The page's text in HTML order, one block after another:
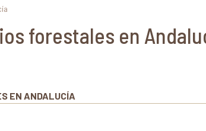
forestales en
EN ANDALUCÍA